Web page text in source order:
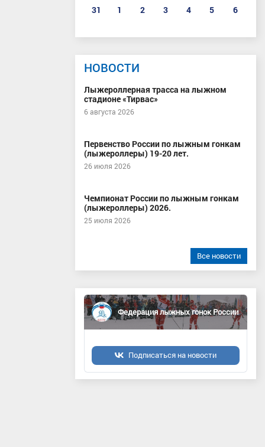
31
1 2 3 4 5 6
НОВОСТИ
Лыжероллерная трасса на лыжном
стадионе «Тирвас»
6 августа 2026
Первенство России по лыжным гонкам
(лыжероллеры) 19-20 лет.
26 июля 2026
Чемпионат России по лыжным гонкам
(лыжероллеры) 2026.
25 июля 2026
Все новости
Федерация лыжных гонок России
Подписаться на новости